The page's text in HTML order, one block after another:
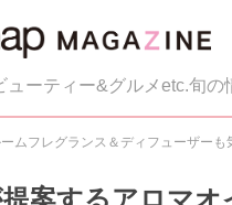
ューティー&グルメetc.旬
ムフレグランス＆ディフューザーも